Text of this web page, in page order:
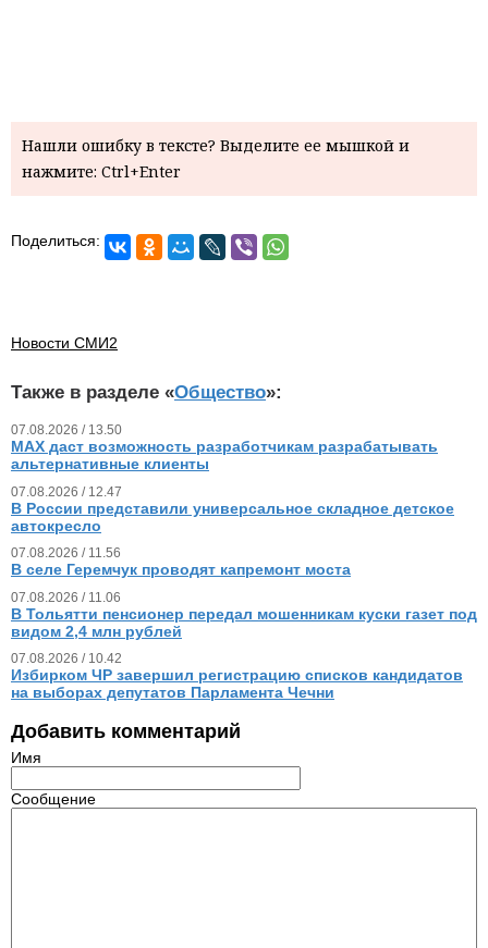
Нашли ошибку в тексте? Выделите ее мышкой и
нажмите: Ctrl+Enter
Поделиться:
Новости СМИ2
Также в разделе «Общество»:
07.08.2026 / 13.50
MAX даст возможность разработчикам разрабатывать
альтернативные клиенты
07.08.2026 / 12.47
В России представили универсальное складное детское
автокресло
07.08.2026 / 11.56
В селе Геремчук проводят капремонт моста
07.08.2026 / 11.06
В Тольятти пенсионер передал мошенникам куски газет под
видом 2,4 млн рублей
07.08.2026 / 10.42
Избирком ЧР завершил регистрацию списков кандидатов
на выборах депутатов Парламента Чечни
Добавить комментарий
Имя
Сообщение